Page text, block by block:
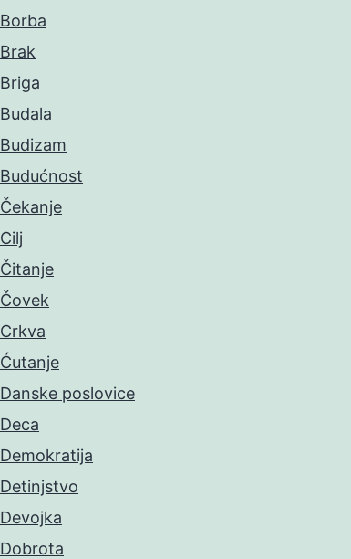
Borba
Brak
Briga
Budala
Budizam
Budućnost
Čekanje
Cilj
Čitanje
Čovek
Crkva
Ćutanje
Danske poslovice
Deca
Demokratija
Detinjstvo
Devojka
Dobrota